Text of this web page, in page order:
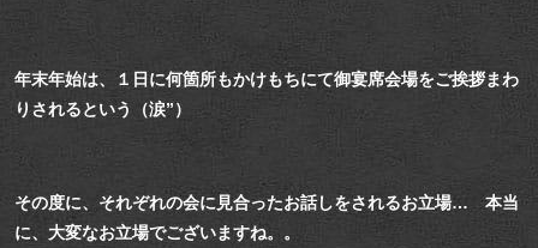
年末年始は、１日に何箇所もかけもちにて御宴席会場をご挨拶まわ
りされるという（涙”）
その度に、それぞれの会に見合ったお話しをされるお立場… 本当
に、大変なお立場でございますね。。